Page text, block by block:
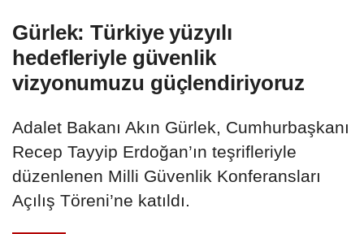
Gürlek: Türkiye yüzyılı
hedefleriyle güvenlik
vizyonumuzu güçlendiriyoruz
Adalet Bakanı Akın Gürlek, Cumhurbaşkanı
Recep Tayyip Erdoğan’ın teşrifleriyle
düzenlenen Milli Güvenlik Konferansları
Açılış Töreni’ne katıldı.